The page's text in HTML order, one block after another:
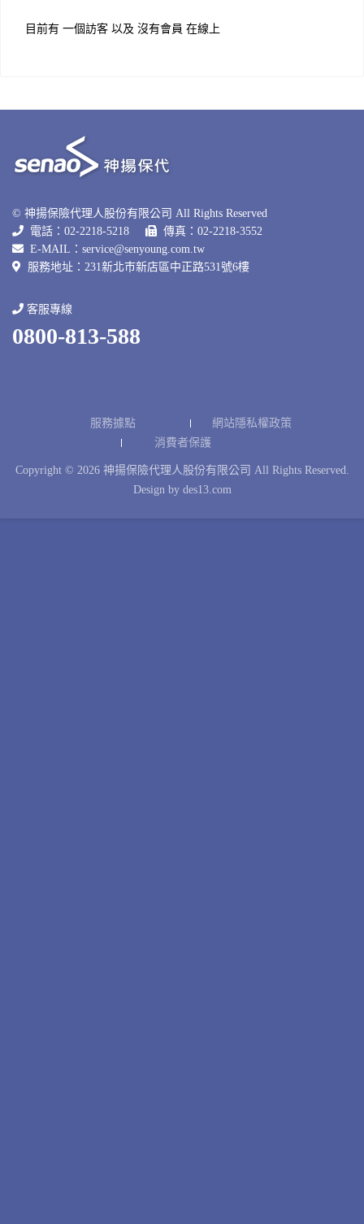
目前有 一個訪客 以及 沒有會員 在線上
© 神揚保險代理人股份有限公司 All Rights Reserved
電話：02-2218-5218
傳真：02-2218-3552
E-MAIL： service@senyoung.com.tw
服務地址：231新北巿新店區中正路531號6樓
客服專線
0800-813-588
服務據點
網站隱私權政策
消費者保護
Copyright © 2026 神揚保險代理人股份有限公司 All Rights Reserved.
Design by des13.com